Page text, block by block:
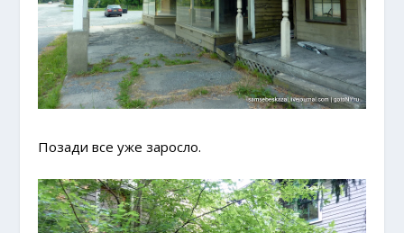
Позади все уже заросло.